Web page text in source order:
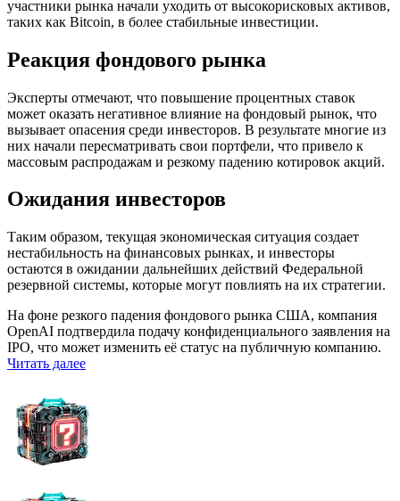
участники рынка начали уходить от высокорисковых активов,
таких как Bitcoin, в более стабильные инвестиции.
Реакция фондового рынка
Эксперты отмечают, что повышение процентных ставок
может оказать негативное влияние на фондовый рынок, что
вызывает опасения среди инвесторов. В результате многие из
них начали пересматривать свои портфели, что привело к
массовым распродажам и резкому падению котировок акций.
Ожидания инвесторов
Таким образом, текущая экономическая ситуация создает
нестабильность на финансовых рынках, и инвесторы
остаются в ожидании дальнейших действий Федеральной
резервной системы, которые могут повлиять на их стратегии.
На фоне резкого падения фондового рынка США, компания
OpenAI подтвердила подачу конфиденциального заявления на
IPO, что может изменить её статус на публичную компанию.
Читать далее